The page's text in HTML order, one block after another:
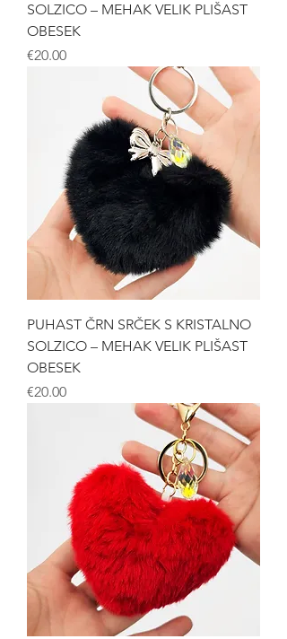
SOLZICO – MEHAK VELIK PLIŠAST
OBESEK
Price
€20.00
PUHAST ČRN SRČEK S KRISTALNO
SOLZICO – MEHAK VELIK PLIŠAST
OBESEK
Price
€20.00